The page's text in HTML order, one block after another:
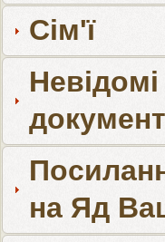
Сім'ї
Невідомі
на Яд